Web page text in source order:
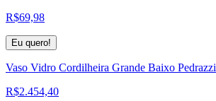
R$69,98
Eu quero!
Vaso Vidro Cordilheira Grande Baixo Pedrazzi
R$2.454,40